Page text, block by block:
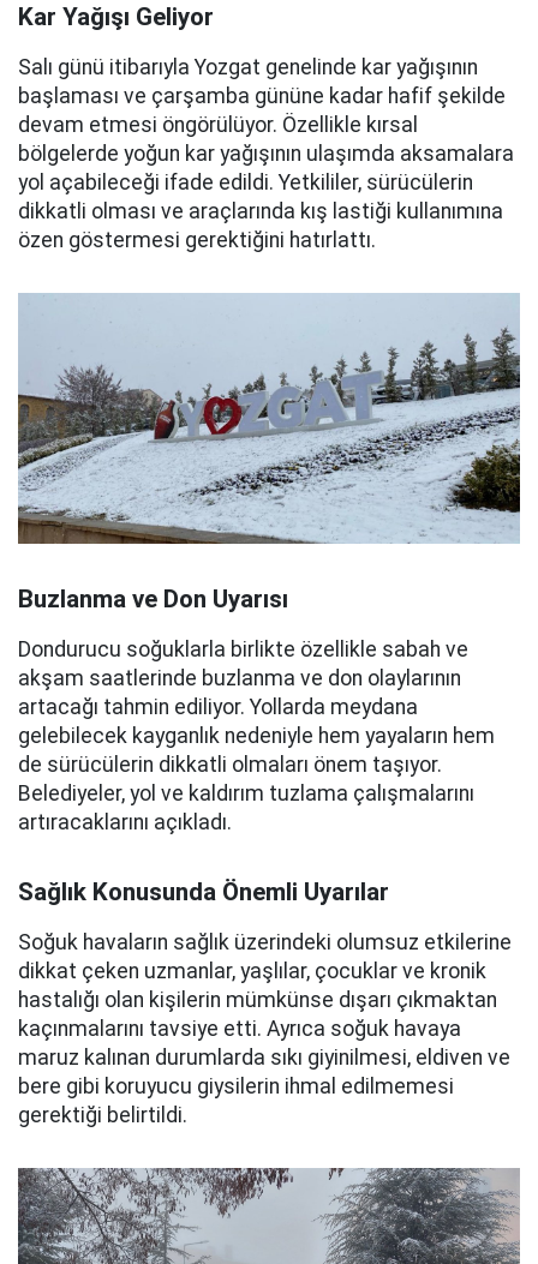
Kar Yağışı Geliyor
Salı günü itibarıyla Yozgat genelinde kar yağışının
başlaması ve çarşamba gününe kadar hafif şekilde
devam etmesi öngörülüyor. Özellikle kırsal
bölgelerde yoğun kar yağışının ulaşımda aksamalara
yol açabileceği ifade edildi. Yetkililer, sürücülerin
dikkatli olması ve araçlarında kış lastiği kullanımına
özen göstermesi gerektiğini hatırlattı.
Buzlanma ve Don Uyarısı
Dondurucu soğuklarla birlikte özellikle sabah ve
akşam saatlerinde buzlanma ve don olaylarının
artacağı tahmin ediliyor. Yollarda meydana
gelebilecek kayganlık nedeniyle hem yayaların hem
de sürücülerin dikkatli olmaları önem taşıyor.
Belediyeler, yol ve kaldırım tuzlama çalışmalarını
artıracaklarını açıkladı.
Sağlık Konusunda Önemli Uyarılar
Soğuk havaların sağlık üzerindeki olumsuz etkilerine
dikkat çeken uzmanlar, yaşlılar, çocuklar ve kronik
hastalığı olan kişilerin mümkünse dışarı çıkmaktan
kaçınmalarını tavsiye etti. Ayrıca soğuk havaya
maruz kalınan durumlarda sıkı giyinilmesi, eldiven ve
bere gibi koruyucu giysilerin ihmal edilmemesi
gerektiği belirtildi.